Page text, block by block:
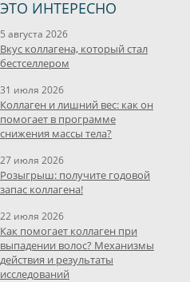
ЭТО ИНТЕРЕСНО
5 августа 2026
Вкус коллагена, который стал
бестселлером
31 июля 2026
Коллаген и лишний вес: как он
помогает в программе
снижения массы тела?
27 июля 2026
Розыгрыш: получите годовой
запас коллагена!
22 июля 2026
Как помогает коллаген при
выпадении волос? Механизмы
действия и результаты
исследований